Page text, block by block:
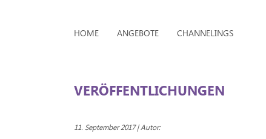
HOME ANGEBOTE CHANNELINGS
VERÖFFENTLICHUNGEN
11. September 2017 | Autor: